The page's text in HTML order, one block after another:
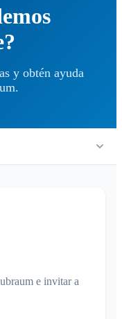
y obtén ayuda
e invitar a